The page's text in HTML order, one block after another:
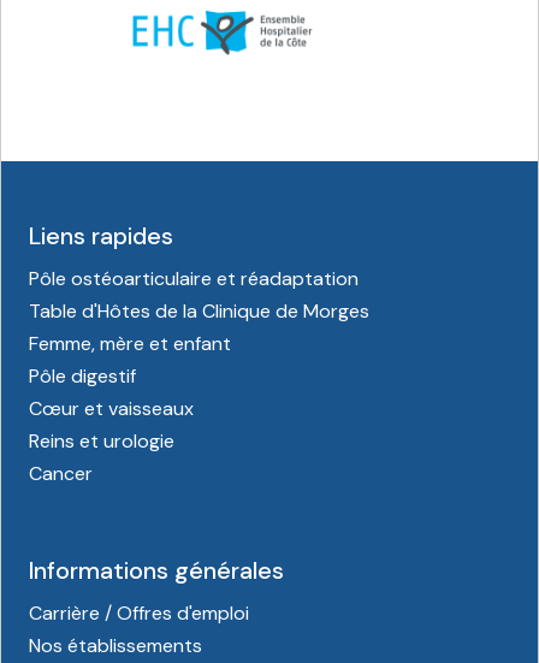
Liens rapides
Pôle ostéoarticulaire et réadaptation
Table d'Hôtes de la Clinique de Morges
Femme, mère et enfant
Pôle digestif
Cœur et vaisseaux
Reins et urologie
Cancer
Informations générales
Carrière / Offres d'emploi
Nos établissements